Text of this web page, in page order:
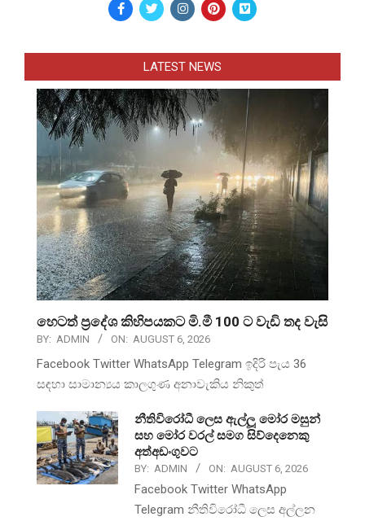
LATEST NEWS
හෙටත් ප්‍රදේශ කිහිපයකට මි.මී 100 ට වැඩි තද වැසි
BY: ADMIN ON: AUGUST 6, 2026
Facebook Twitter WhatsApp Telegram ඉදිරි පැය 36
සඳහා සාමාන්‍යය කාලගුණ අනාවැකිය නිකුත්
නීතිවිරෝධී ලෙස ඇල්ලූ මෝර මසුන්
සහ මෝර වරල් සමග සිව්දෙනෙකු
අත්අඩංගුවට
BY: ADMIN ON: AUGUST 6, 2026
Facebook Twitter WhatsApp
Telegram නීතිවිරෝධී ලෙස අල්ලන